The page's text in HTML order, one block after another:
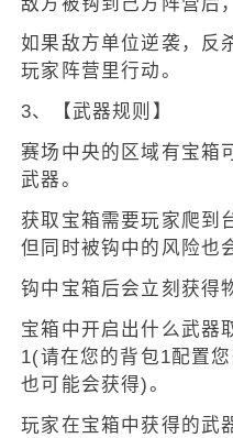
如果敌方单位逆袭，反
玩家阵营里行动。
3、【武器规则】
赛场中央的区域有宝箱
武器。
获取宝箱需要玩家爬到
但同时被钩中的风险也
钩中宝箱后会立刻获得
宝箱中开启出什么武器
1(请在您的背包1配置
也可能会获得)。
玩家在宝箱中获得的武